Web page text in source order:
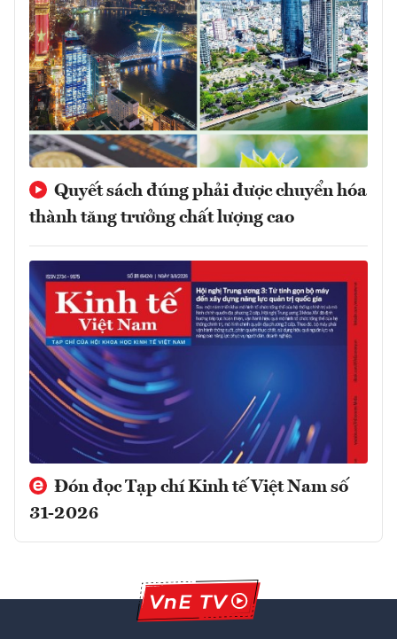
Quyết sách đúng phải được chuyển hóa
thành tăng trưởng chất lượng cao
Đón đọc Tạp chí Kinh tế Việt Nam số
31-2026